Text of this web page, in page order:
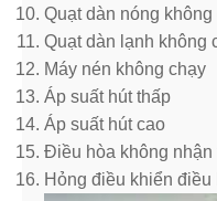
Quạt dàn nóng không
Quạt dàn lạnh không
Máy nén không chạy
Áp suất hút thấp
Áp suất hút cao
Điều hòa không
Hỏng điều khiển